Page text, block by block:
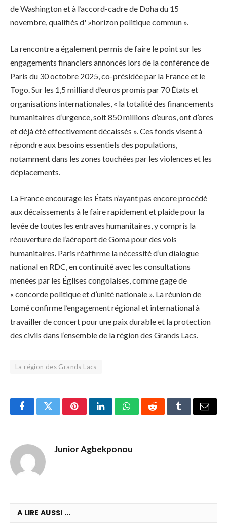
de Washington et à l’accord-cadre de Doha du 15
novembre, qualifiés d' »horizon politique commun ».
La rencontre a également permis de faire le point sur les
engagements financiers annoncés lors de la conférence de
Paris du 30 octobre 2025, co-présidée par la France et le
Togo. Sur les 1,5 milliard d’euros promis par 70 États et
organisations internationales, « la totalité des financements
humanitaires d’urgence, soit 850 millions d’euros, ont d’ores
et déjà été effectivement décaissés ». Ces fonds visent à
répondre aux besoins essentiels des populations,
notamment dans les zones touchées par les violences et les
déplacements.
La France encourage les États n’ayant pas encore procédé
aux décaissements à le faire rapidement et plaide pour la
levée de toutes les entraves humanitaires, y compris la
réouverture de l’aéroport de Goma pour des vols
humanitaires. Paris réaffirme la nécessité d’un dialogue
national en RDC, en continuité avec les consultations
menées par les Églises congolaises, comme gage de
« concorde politique et d’unité nationale ». La réunion de
Lomé confirme l’engagement régional et international à
travailler de concert pour une paix durable et la protection
des civils dans l’ensemble de la région des Grands Lacs.
La région des Grands Lacs
FacebookTwitterPinterestLinkedInWhatsAppRedditTumblrEmail
Junior Agbekponou
A LIRE AUSSI ...